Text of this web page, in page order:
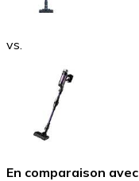
vs.
En comparaison avec